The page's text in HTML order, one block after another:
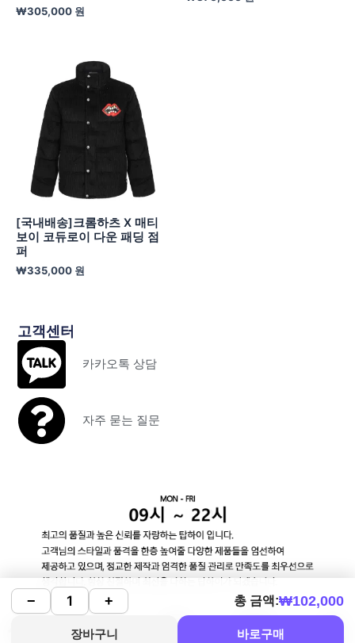
₩305,000 원
[국내배송]크롬하츠 X 매티
보이 코듀로이 다운 패딩 점
퍼
₩335,000 원
고객센터
카카오톡 상담
자주 묻는 질문
− + 총 금액:₩102,000
장바구니 바로구매